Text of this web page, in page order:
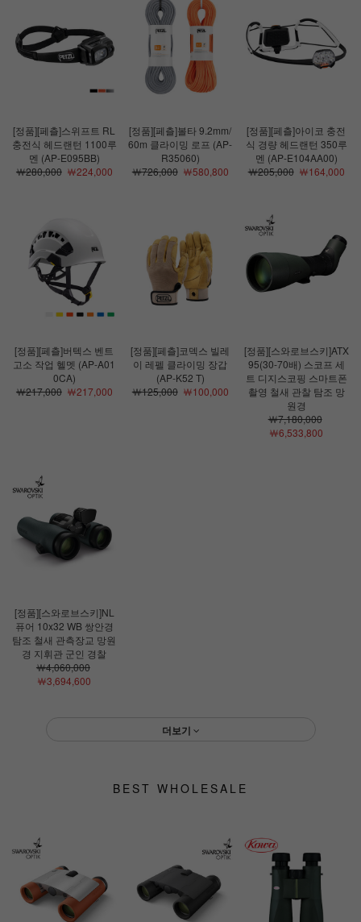
[정품][페츨]스위프트 RL
충전식 헤드랜턴 1100루
멘 (AP-E095BB)
￦280,000￦224,000
[정품][페츨]볼타 9.2mm/
60m 클라이밍 로프 (AP-
R35060)
￦726,000￦580,800
[정품][페츨]아이코 충전
식 경량 헤드랜턴 350루
멘 (AP-E104AA00)
￦205,000￦164,000
[정품][페츨]버텍스 벤트
고소 작업 헬멧 (AP-A01
0CA)
￦217,000￦217,000
[정품][페츨]코덱스 빌레
이 레펠 클라이밍 장갑
(AP-K52 T)
￦125,000￦100,000
[정품][스와로브스키]ATX
95(30-70배) 스코프 세
트 디지스코핑 스마트폰
촬영 철새 관찰 탐조 망
원경
￦7,180,000
￦6,533,800
[정품][스와로브스키]NL
퓨어 10x32 WB 쌍안경
탐조 철새 관측장교 망원
경 지휘관 군인 경찰
￦4,060,000
￦3,694,600
더보기
BEST WHOLESALE